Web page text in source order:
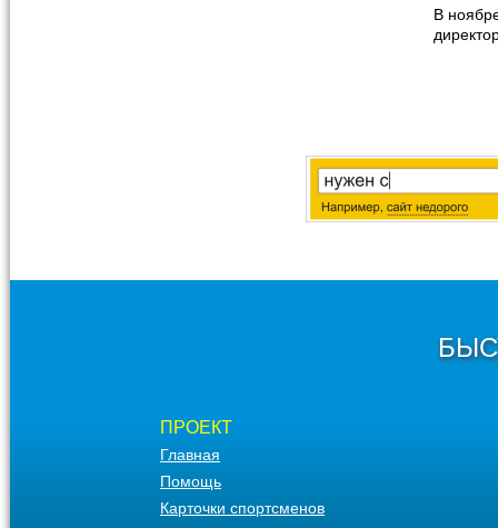
В
ПРОЕКТ
Главная
Помощь
Карточки спортсменов